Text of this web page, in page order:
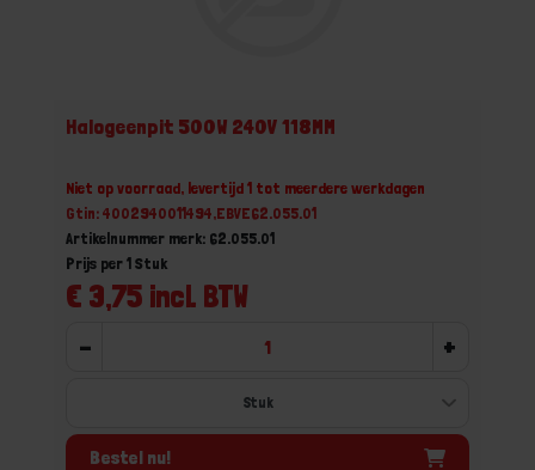
Halogeenpit 500W 240V 118MM
Niet op voorraad, levertijd 1 tot meerdere werkdagen
Gtin: 4002940011494,EBVE62.055.01
Artikelnummer merk: 62.055.01
€ 3,75 incl. BTW
Prijs per 1 Stuk
- +
Bestel nu!